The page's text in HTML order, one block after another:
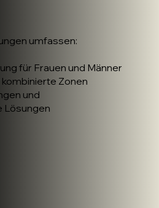
umfassen:
für Frauen und Männer
kombinierte Zonen
und
Lösungen